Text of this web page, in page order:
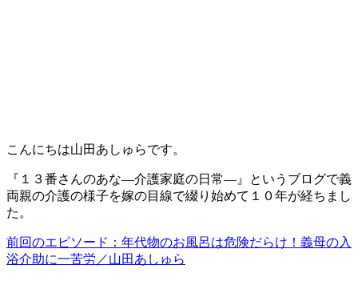
こんにちは山田あしゅらです。
『１３番さんのあな―介護家庭の日常―』というブログで義
両親の介護の様子を嫁の目線で綴り始めて１０年が経ちまし
た。
前回のエピソード：年代物のお風呂は危険だらけ！義母の入
浴介助に一苦労／山田あしゅら